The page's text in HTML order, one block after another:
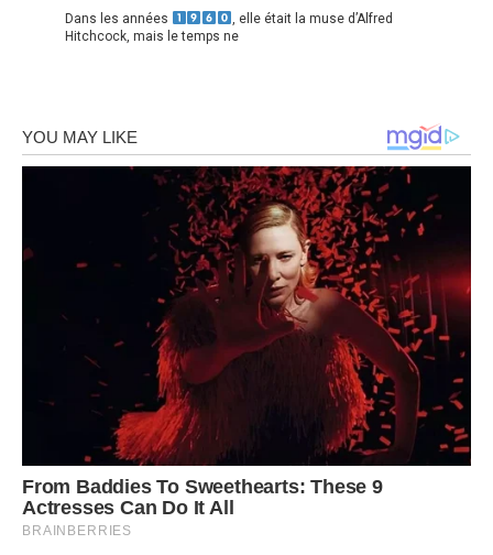
Dans les années
, elle était la muse d’Alfred
Hitchcock, mais le temps ne